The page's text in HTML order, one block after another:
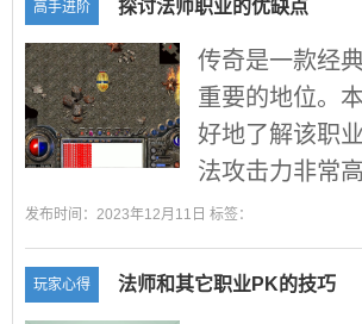
高手进阶 探讨法师职业的优缺点
传奇是一款经
重要的地位。
好地了解该职
法攻击力非常
发布时间：2023年12月11日 标签：
玩家心得 法师和其它职业PK的技巧